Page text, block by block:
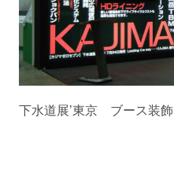
下水道展’東京 ブース装飾